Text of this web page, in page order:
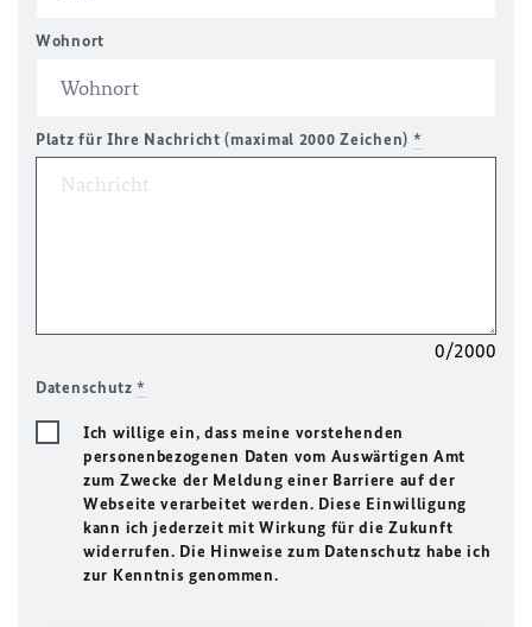
Wohnort
Platz für Ihre Nachricht (maximal 2000 Zeichen) *
0/2000
Datenschutz*
Ich willige ein, dass meine vorstehenden
personenbezogenen Daten vom Auswärtigen Amt
zum Zwecke der Meldung einer Barriere auf der
Webseite verarbeitet werden. Diese Einwilligung
kann ich jederzeit mit Wirkung für die Zukunft
widerrufen. Die Hinweise zum Datenschutz habe ich
zur Kenntnis genommen.